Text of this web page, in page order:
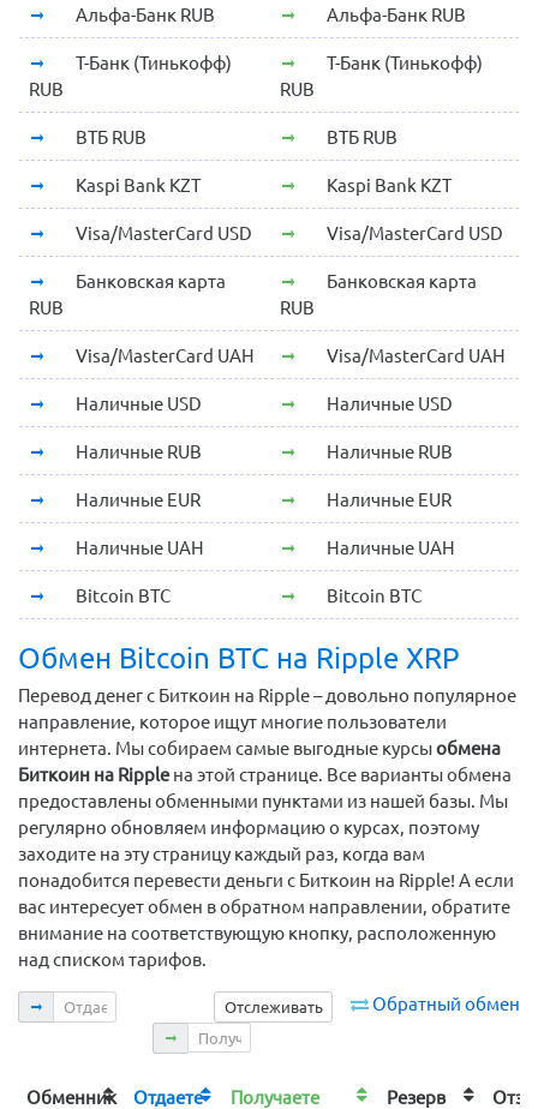
Альфа-Банк RUB Альфа-Банк RUB
Т-Банк (Тинькофф)
RUB
Т-Банк (Тинькофф)
RUB
ВТБ RUB ВТБ RUB
Kaspi Bank KZT Kaspi Bank KZT
Visa/MasterCard USD Visa/MasterCard USD
Банковская карта
RUB
Банковская карта
RUB
Visa/MasterCard UAH Visa/MasterCard UAH
Наличные USD Наличные USD
Наличные RUB Наличные RUB
Наличные EUR Наличные EUR
Наличные UAH Наличные UAH
Bitcoin BTC Bitcoin BTC
Обмен Bitcoin BTC на Ripple XRP
Перевод денег с Биткоин на Ripple – довольно популярное
направление, которое ищут многие пользователи
интернета. Мы собираем самые выгодные курсыобмена
Биткоин на Rippleна этой странице. Все варианты обмена
предоставлены обменными пунктами из нашей базы. Мы
регулярно обновляем информацию о курсах, поэтому
заходите на эту страницу каждый раз, когда вам
понадобится перевести деньги с Биткоин на Ripple! А если
вас интересует обмен в обратном направлении, обратите
внимание на соответствующую кнопку, расположенную
над списком тарифов.
Обратный обмен
Отслеживать
Отдаете
Получаете
Обменник Отдаете Получаете Резерв